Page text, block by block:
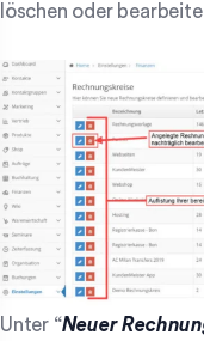
löschen oder
Unter “Neuer